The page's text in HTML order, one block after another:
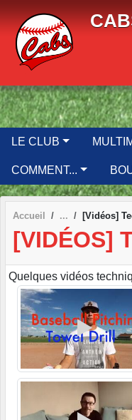
LE CLUB
COMMENT...
Accueil [Vidéos]
[VIDÉOS]
Quelques vidéos